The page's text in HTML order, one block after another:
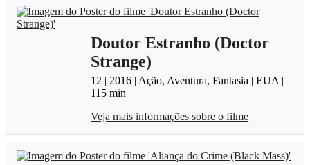
Doutor Estranho (Doctor
Strange)
12 | 2016 | Ação, Aventura, Fantasia | EUA |
115 min
Veja mais informações sobre o filme